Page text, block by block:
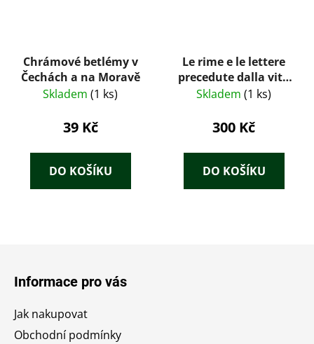
Chrámové betlémy v
Čechách a na Moravě
Skladem (1 ks)
39 Kč
DO KOŠÍKU
Le rime e le lettere
precedute dalla vita
di Michelangelo per L.
Skladem (1 ks)
300 Kč
DO KOŠÍKU
Informace pro vás
Jak nakupovat
Obchodní podmínky